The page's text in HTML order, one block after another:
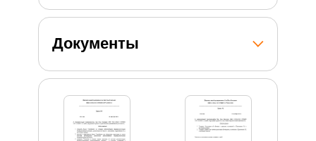
Документы